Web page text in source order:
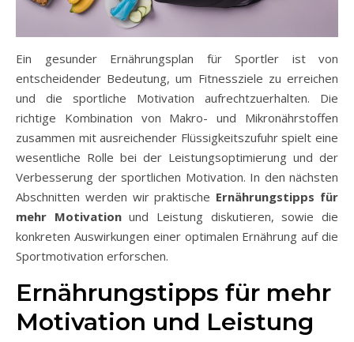
Ein gesunder Ernährungsplan für Sportler ist von
entscheidender Bedeutung, um Fitnessziele zu erreichen
und die sportliche Motivation aufrechtzuerhalten. Die
richtige Kombination von Makro- und Mikronährstoffen
zusammen mit ausreichender Flüssigkeitszufuhr spielt eine
wesentliche Rolle bei der Leistungsoptimierung und der
Verbesserung der sportlichen Motivation. In den nächsten
Abschnitten werden wir praktische Ernährungstipps für
mehr Motivationund Leistung diskutieren, sowie die
konkreten Auswirkungen einer optimalen Ernährung auf die
Sportmotivation erforschen.
Ernährungstipps für mehr
Motivation und Leistung